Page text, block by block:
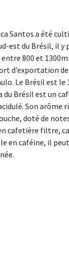
Santos a été
est du Brésil, il y
800 et
d’exportation
Le Brésil est
du Brésil est un
Son arôme
doté de
cafetière filtre,
en caféine, il